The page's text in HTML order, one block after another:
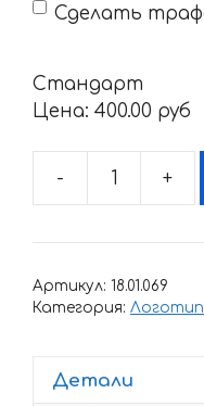
Сделать
Стандарт
Цена: 400.00 pyб
- +
Артикул: 18.01.069
Категория:
Детали